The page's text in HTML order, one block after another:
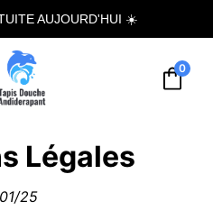
AUJOURD'HUI ☀️
0
Légales
25